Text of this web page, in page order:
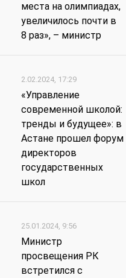
места на олимпиадах,
увеличилось почти в
8 раз», – министр
2.02.2024, 17:29
«Управление
современной школой:
тренды и будущее»: в
Астане прошел форум
директоров
государственных
школ
25.01.2024, 9:56
Министр
просвещения РК
встретился с